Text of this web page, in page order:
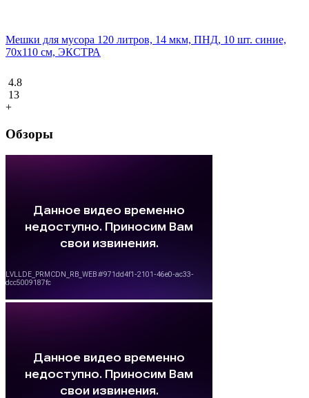
Мешки для мусора 120 литров, 14 мкм, ПНД, 10 шт. синие,
70х110 см, ЭКСТРА
4.8
13
+
Обзоры